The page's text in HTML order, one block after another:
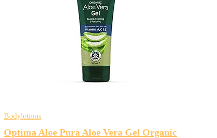
Bodylotions
Optima Aloe Pura Aloe Vera Gel Organic